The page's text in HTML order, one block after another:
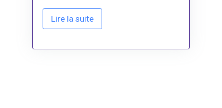
Lire la suite